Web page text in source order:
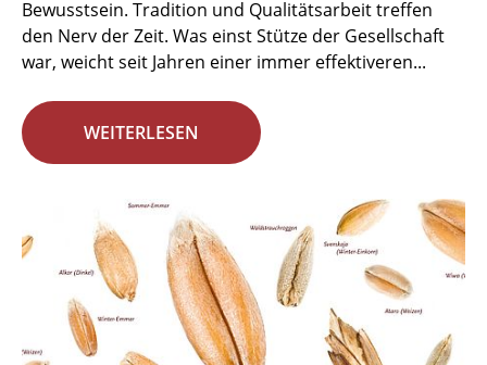
Bewusstsein. Tradition und Qualitätsarbeit treffen
den Nerv der Zeit. Was einst Stütze der Gesellschaft
war, weicht seit Jahren einer immer effektiveren...
WEITERLESEN